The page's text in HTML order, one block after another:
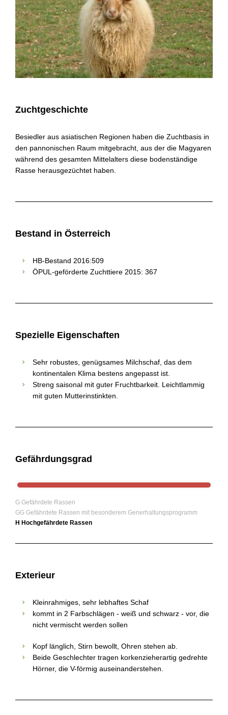
Zuchtgeschichte
Besiedler aus asiatischen Regionen haben die Zuchtbasis in
den pannonischen Raum mitgebracht, aus der die Magyaren
während des gesamten Mittelalters diese bodenständige
Rasse herausgezüchtet haben.
Bestand in Österreich
HB-Bestand 2016:509
ÖPUL-geförderte Zuchttiere 2015: 367
Spezielle Eigenschaften
Sehr robustes, genügsames Milchschaf, das dem
kontinentalen Klima bestens angepasst ist.
Streng saisonal mit guter Fruchtbarkeit. Leichtlammig
mit guten Mutterinstinkten.
Gefährdungsgrad
G Gefährdete Rassen
GG Gefährdete Rassen mit besonderem Generhaltungsprogramm
H Hochgefährdete Rassen
Exterieur
Kleinrahmiges, sehr lebhaftes Schaf
kommt in 2 Farbschlägen - weiß und schwarz - vor, die
nicht vermischt werden sollen
Kopf länglich, Stirn bewollt, Ohren stehen ab.
Beide Geschlechter tragen korkenzieherartig gedrehte
Hörner, die V-förmig auseinanderstehen.